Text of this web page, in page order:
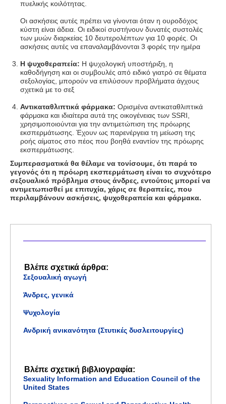
πυελικής κοιλότητας.
Οι ασκήσεις αυτές πρέπει να γίνονται όταν η ουροδόχος
κύστη είναι άδεια. Οι ειδικοί συστήνουν δυνατές συστολές
των μυών διαρκείας 10 δευτερολέπτων για 10 φορές. Οι
ασκήσεις αυτές να επαναλαμβάνονται 3 φορές την ημέρα
Η ψυχοθεραπεία: Η ψυχολογική υποστήριξη, η
καθοδήγηση και οι συμβουλές από ειδικό γιατρό σε θέματα
σεξολογίας, μπορούν να επιλύσουν προβλήματα άγχους
σχετικά με το σεξ
Αντικαταθλιπτικά φάρμακα: Ορισμένα αντικαταθλιπτικά
φάρμακα και ιδιαίτερα αυτά της οικογένειας των SSRI
χρησιμοποιούνται για την αντιμετώπιση της πρόωρης
εκσπερμάτωσης. Έχουν ως παρενέργεια τη μείωση της
ροής αίματος στο πέος που βοηθά εναντίον της πρόωρης
εκσπερμάτωσης.
Συμπερασματικά θα θέλαμε να τονίσουμε, ότι παρά το
γεγονός ότι η πρόωρη εκσπερμάτωση είναι το συχνότερο
σεξουαλικό πρόβλημα στους άνδρες, εντούτοις μπορεί να
αντιμετωπισθεί με επιτυχία, χάρις σε θεραπείες, που
περιλαμβάνουν ασκήσεις, ψυχοθεραπεία και φάρμακα.
Βλέπε σχετικά άρθρα:
Σεξουαλική αγωγή
Άνδρες, γενικά
Ψυχολογία
Ανδρική ανικανότητα (Στυτικές δυσλειτουργίες)
Βλέπε σχετική βιβλιογραφία:
Sexuality Information and Education Council of the
United States